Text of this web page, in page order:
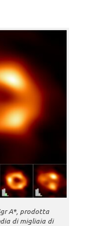
A*, prodotta
di migliaia di